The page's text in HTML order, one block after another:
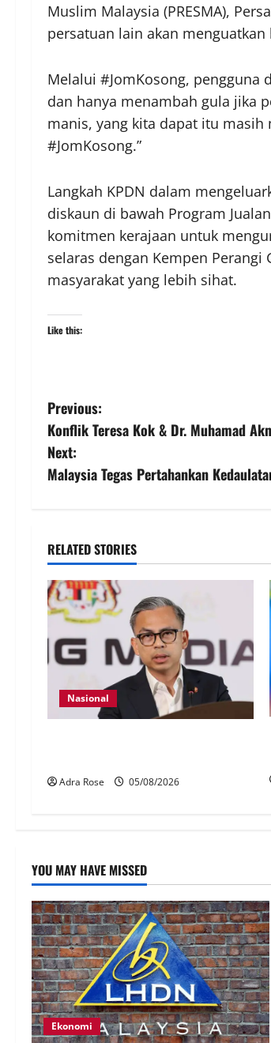
Muslim Malaysia (PRESMA),
persatuan lain akan menguatkan
Melalui #JomKosong,
dan hanya menambah gula jika
manis, yang kita dapat itu
#JomKosong.”
Langkah KPDN dalam
diskaun di bawah Program
komitmen kerajaan untuk
selaras dengan Kempen
masyarakat yang lebih sihat.
Like this:
Previous:
Konflik Teresa Kok & Dr. Muhamad
Next:
Malaysia Tegas Pertahankan
RELATED STORIES
Nasional
Adra Rose 05/08/2026
YOU MAY HAVE MISSED
Ekonomi